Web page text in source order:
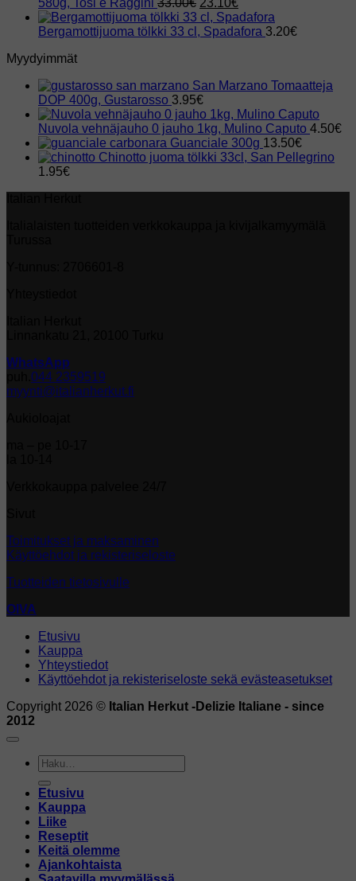
580g, Tosi e Raggini 33.00€
hinta
oli:
23.10€
hinta
on:
Bergamottijuoma tölkki 33 cl, Spadafora 3.20€
Myydyimmät
San Marzano Tomaatteja
DOP 400g, Gustarosso 3.95€
Nuvola vehnäjauho 0 jauho 1kg, Mulino Caputo 4.50€
Guanciale 300g 13.50€
Chinotto juoma tölkki 33cl, San Pellegrino
1.95€
WhatsApp
044 2359519
myynti@italianherkut.fi
Toimitukset ja maksaminen
Käyttöehdot ja rekisteriseloste
Tuotteiden tietosivulle
OIVA
Etusivu
Kauppa
Yhteystiedot
Käyttöehdot ja rekisteriseloste sekä evästeasetukset
Copyright 2026 © Italian Herkut -Delizie Italiane - since
2012
Etsi:
Etusivu
Kauppa
Liike
Reseptit
Keitä olemme
Ajankohtaista